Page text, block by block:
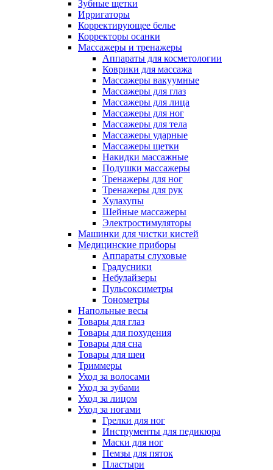
Зубные щетки
Ирригаторы
Корректирующее белье
Корректоры осанки
Массажеры и тренажеры
Аппараты для косметологии
Коврики для массажа
Массажеры вакуумные
Массажеры для глаз
Массажеры для лица
Массажеры для ног
Массажеры для тела
Массажеры ударные
Массажеры щетки
Накидки массажные
Подушки массажеры
Тренажеры для ног
Тренажеры для рук
Хулахупы
Шейные массажеры
Электростимуляторы
Машинки для чистки кистей
Медицинские приборы
Аппараты слуховые
Градусники
Небулайзеры
Пульсоксиметры
Тонометры
Напольные весы
Товары для глаз
Товары для похудения
Товары для сна
Товары для шеи
Триммеры
Уход за волосами
Уход за зубами
Уход за лицом
Уход за ногами
Грелки для ног
Инструменты для педикюра
Маски для ног
Пемзы для пяток
Пластыри